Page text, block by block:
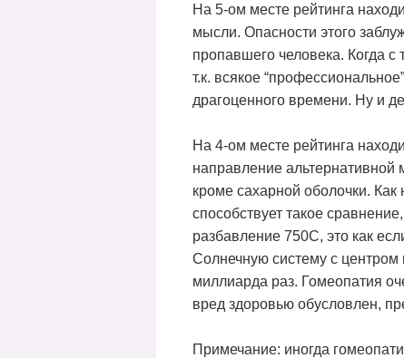
На 5-ом месте рейтинга
мысли. Опасности этого
пропавшего человека. Когда
т.к. всякое
драгоценного времени. Ну и
На 4-ом месте рейтинга
направление альтернативной
кроме сахарной оболочки.
способствует такое
разбавление 750С, это как
Солнечную систему с
миллиарда раз. Гомеопатия
вред здоровью обусловлен,
Примечание: иногда